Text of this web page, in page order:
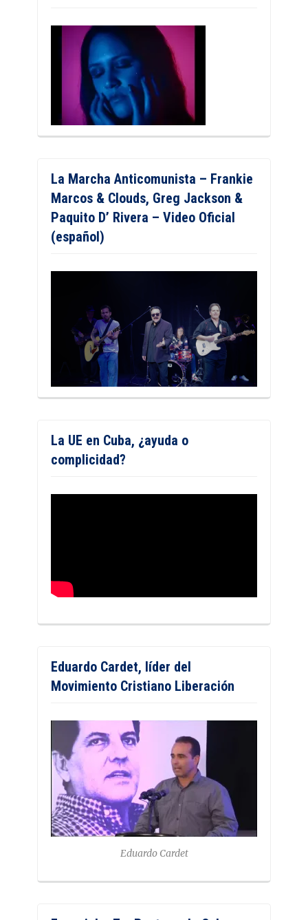
La Marcha Anticomunista – Frankie
Marcos & Clouds, Greg Jackson &
Paquito D’ Rivera – Video Oficial
(español)
La UE en Cuba, ¿ayuda o
complicidad?
Eduardo Cardet, líder del
Movimiento Cristiano Liberación
Eduardo Cardet